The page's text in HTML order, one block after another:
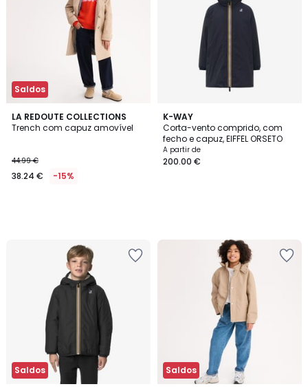
Saldos
LA REDOUTE COLLECTIONS
Trench com capuz amovível
44.99 €
38.24 € -15%
K-WAY
Corta-vento comprido, com
fecho e capuz, EIFFEL ORSETO
A partir de
200.00 €
Saldos Saldos